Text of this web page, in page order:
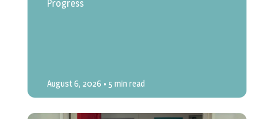
Progress
August 6, 2026 • 5 min read